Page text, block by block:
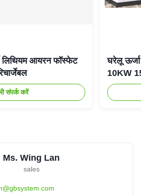
लिथियम आयरन फॉस्फेट
संपर्क करें
घरेलू
10KW
Ms. Wing Lan
sales